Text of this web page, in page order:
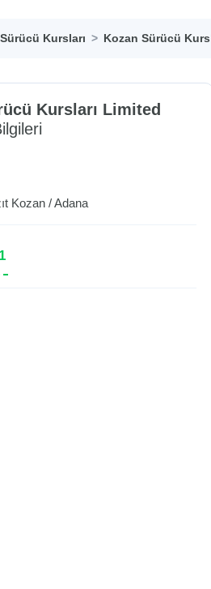
Kursları Kozan Sürücü
Kursları Limited
Kozan /Adana